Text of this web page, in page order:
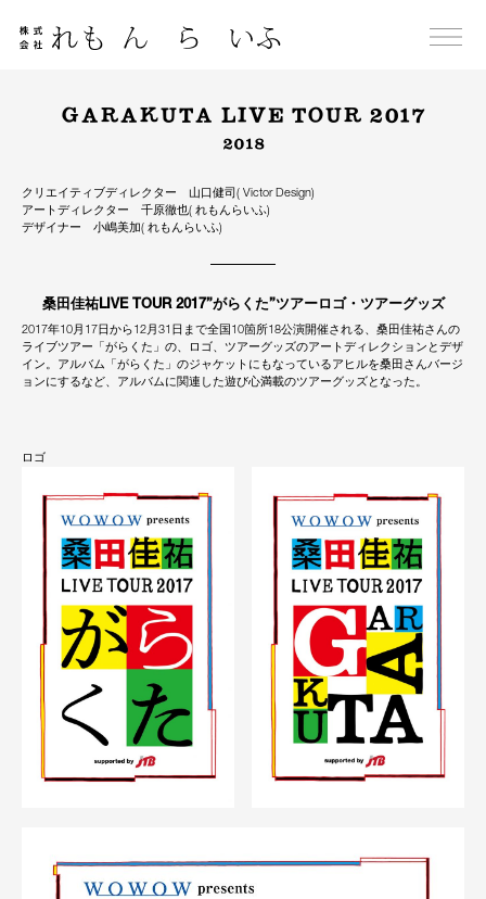
content
GARAKUTA LIVE TOUR 2017
2018
クリエイティブディレクター 山口健司( Victor Design)
アートディレクター 千原徹也( れもんらいふ)
デザイナー 小嶋美加( れもんらいふ)
桑田佳祐LIVE TOUR 2017”がらくた”ツアーロゴ・ツアーグッズ
2017年10月17日から12月31日まで全国10箇所18公演開催される、桑田佳祐さんの
ライブツアー「がらくた」の、ロゴ、ツアーグッズのアートディレクションとデザ
イン。アルバム「がらくた」のジャケットにもなっているアヒルを桑田さんバージ
ョンにするなど、アルバムに関連した遊び心満載のツアーグッズとなった。
ロゴ